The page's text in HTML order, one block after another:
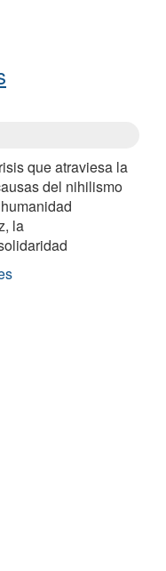
que atraviesa la
del nihilismo
la